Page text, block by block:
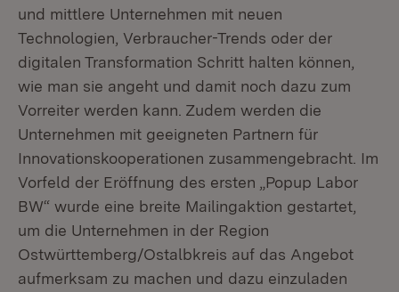
und mittlere Unternehmen mit neuen
Technologien, Verbraucher-Trends oder der
digitalen Transformation Schritt halten können,
wie man sie angeht und damit noch dazu zum
Vorreiter werden kann. Zudem werden die
Unternehmen mit geeigneten Partnern für
Innovationskooperationen zusammengebracht. Im
Vorfeld der Eröffnung des ersten „Popup Labor
BW“ wurde eine breite Mailingaktion gestartet,
um die Unternehmen in der Region
Ostwürttemberg/Ostalbkreis auf das Angebot
aufmerksam zu machen und dazu einzuladen